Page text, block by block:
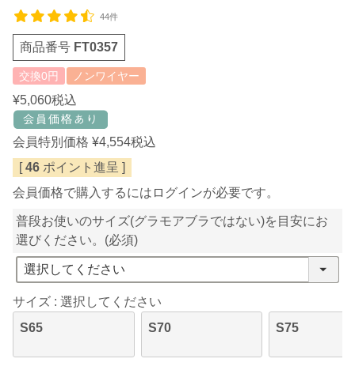
44件
商品番号 FT0357
交換0円 ノンワイヤー
¥5,060税込
会員特別価格 ¥4,554税込
[ 46 ポイント進呈 ]
会員価格で購入するにはログインが必要です。
普段お使いのサイズ(グラモアブラではない)を目安にお
選びください。 (必須)
サイズ
選択してください
S65
S70 S75